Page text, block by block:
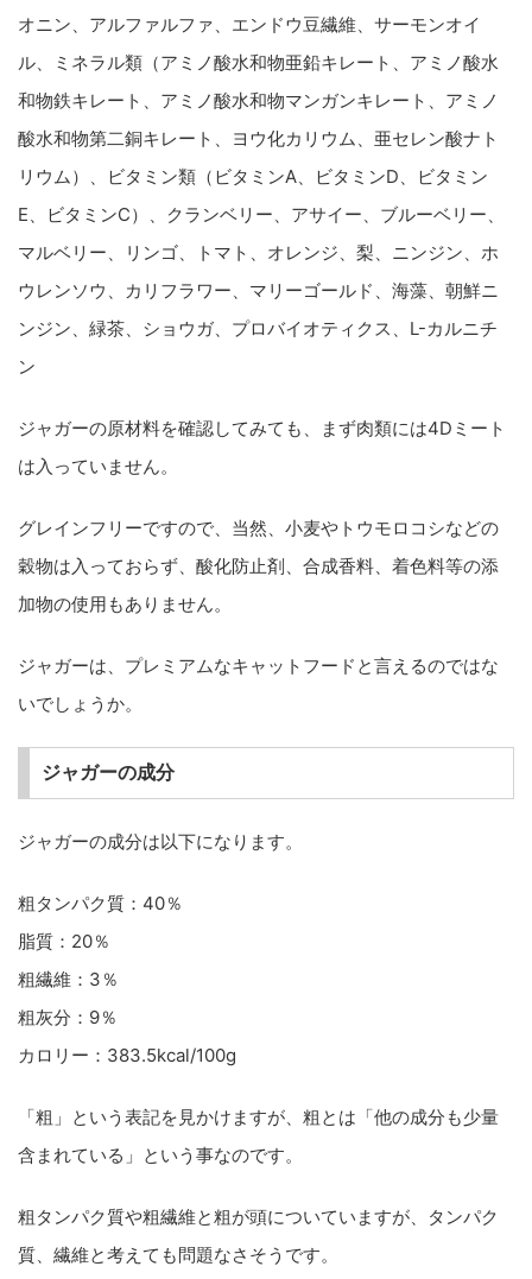
オニン、アルファルファ、エンドウ豆繊維、サーモンオイ
ル、ミネラル類（アミノ酸水和物亜鉛キレート、アミノ酸水
和物鉄キレート、アミノ酸水和物マンガンキレート、アミノ
酸水和物第二銅キレート、ヨウ化カリウム、亜セレン酸ナト
リウム）、ビタミン類（ビタミンA、ビタミンD、ビタミン
E、ビタミンC）、クランベリー、アサイー、ブルーベリー、
マルベリー、リンゴ、トマト、オレンジ、梨、ニンジン、ホ
ウレンソウ、カリフラワー、マリーゴールド、海藻、朝鮮ニ
ンジン、緑茶、ショウガ、プロバイオティクス、L-カルニチ
ン
ジャガーの原材料を確認してみても、まず肉類には4Dミート
は入っていません。
グレインフリーですので、当然、小麦やトウモロコシなどの
穀物は入っておらず、酸化防止剤、合成香料、着色料等の添
加物の使用もありません。
ジャガーは、プレミアムなキャットフードと言えるのではな
いでしょうか。
ジャガーの成分
ジャガーの成分は以下になります。
粗タンパク質：40％
脂質：20％
粗繊維：3％
粗灰分：9％
カロリー：383.5kcal/100g
「粗」という表記を見かけますが、粗とは「他の成分も少量
含まれている」という事なのです。
粗タンパク質や粗繊維と粗が頭についていますが、タンパク
質、繊維と考えても問題なさそうです。